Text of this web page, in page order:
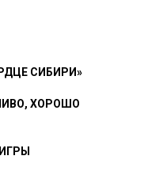
СИБИРИ»
ХОРОШО